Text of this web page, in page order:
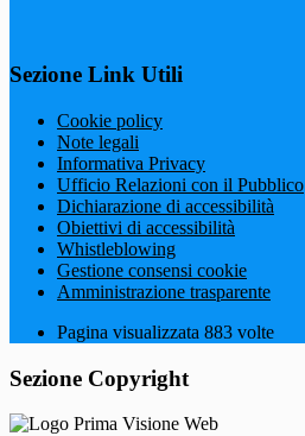
Sezione Link Utili
Cookie policy
Note legali
Informativa Privacy
Ufficio Relazioni con il Pubblico
Dichiarazione di accessibilità
Obiettivi di accessibilità
Whistleblowing
Gestione consensi cookie
Amministrazione trasparente
Pagina visualizzata 883 volte
Sezione Copyright